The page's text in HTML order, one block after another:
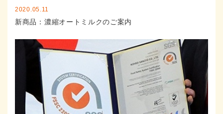
2020.05.11
新商品：濃縮オートミルクのご案内